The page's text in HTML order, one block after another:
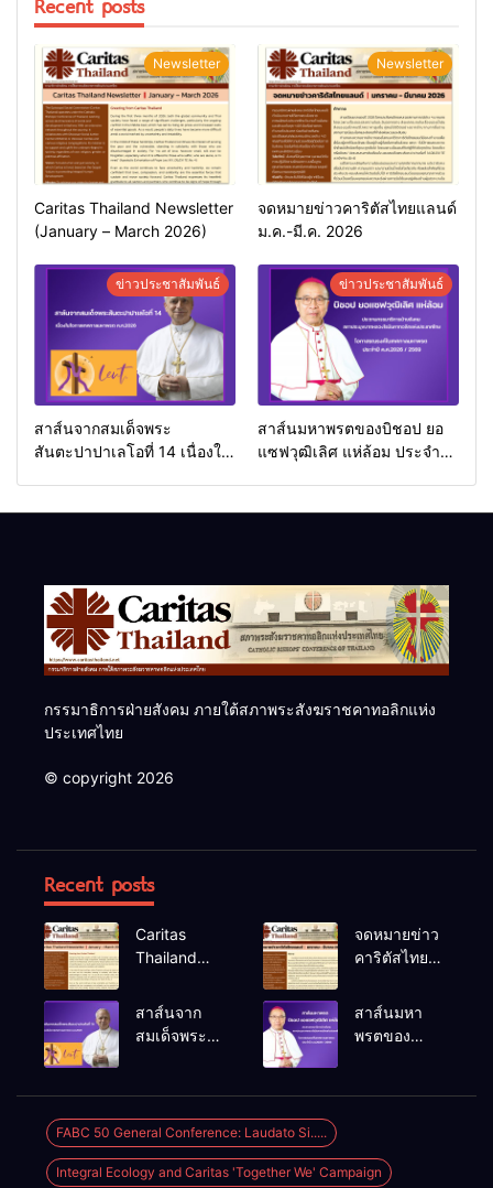
Newsletter
Caritas Thailand Newsletter
(January – March 2026)
Newsletter
จดหมายข่าวคาริตัสไทยแลนด์
ม.ค.-มี.ค. 2026
ข่าวประชาสัมพันธ์
สาส์นจากสมเด็จพระ
สันตะปาปาเลโอที่ 14 เนื่องใน
ข่าวประชาสัมพันธ์
สาส์นมหาพรตของบิชอป ยอ
แซฟวุฒิเลิศ แห่ล้อม ประจำปี
กรรมาธิการฝ่ายสังคม ภายใต้สภาพระสังฆราชคาทอลิกแห่ง
ประเทศไทย
© copyright 2026
Recent posts
Caritas
Thailand
(January –
March 2026)
จดหมายข่าว
คาริตัสไทย
มี.ค. 2026
สาส์นจาก
สมเด็จพระ
โอกาส
เทศกาลมหา
พรต
สาส์นมหา
พรตของ
FABC 50 General Conference: Laudato Si.....
Integral Ecology and Caritas 'Together We' Campaign